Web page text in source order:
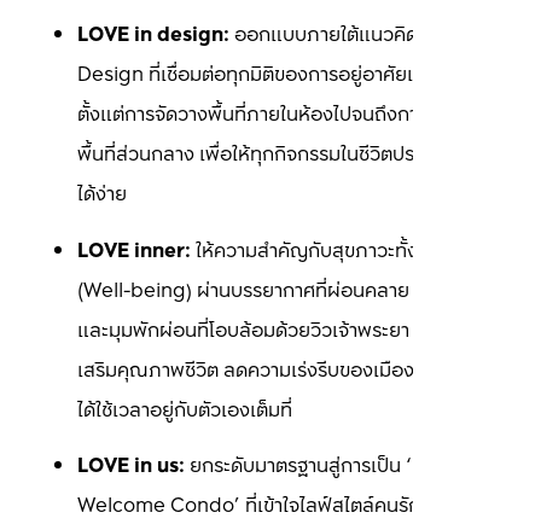
LOVE in design: ออกแบบภายใต้แนวคิด Seamless
Design ที่เชื่อมต่อทุกมิติของการอยู่อาศัยแบบไร้รอยต่อ
ตั้งแต่การจัดวางพื้นที่ภายในห้องไปจนถึงการเชื่อมต่อ
พื้นที่ส่วนกลาง เพื่อให้ทุกกิจกรรมในชีวิตประจำวันเป็นไป
ได้ง่าย
LOVE inner: ให้ความสำคัญกับสุขภาวะทั้งกายและใจ
(Well-being) ผ่านบรรยากาศที่ผ่อนคลาย พื้นที่สีเขียว
และมุมพักผ่อนที่โอบล้อมด้วยวิวเจ้าพระยา พร้อมส่ง
เสริมคุณภาพชีวิต ลดความเร่งรีบของเมืองใหญ่ เพื่อให้
ได้ใช้เวลาอยู่กับตัวเองเต็มที่
LOVE in us: ยกระดับมาตรฐานสู่การเป็น ‘Pets
Welcome Condo’ ที่เข้าใจไลฟ์สไตล์คนรักสัตว์ ภายใต้